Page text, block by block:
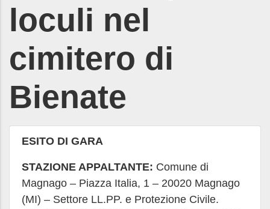
loculi nel
cimitero di
Bienate
ESITO DI GARA
STAZIONE APPALTANTE: Comune di
Magnago – Piazza Italia, 1 – 20020 Magnago
(MI) – Settore LL.PP. e Protezione Civile.